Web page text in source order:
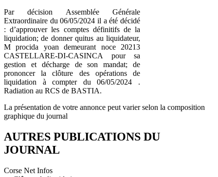
Par décision Assemblée Générale
Extraordinaire du 06/05/2024 il a été décidé
: d’approuver les comptes définitifs de la
liquidation; de donner quitus au liquidateur,
M procida yoan demeurant noce 20213
CASTELLARE-DI-CASINCA pour sa
gestion et décharge de son mandat; de
prononcer la clôture des opérations de
liquidation à compter du 06/05/2024 .
Radiation au RCS de BASTIA.
La présentation de votre annonce peut varier selon la composition
graphique du journal
AUTRES PUBLICATIONS DU
JOURNAL
Corse Net Infos